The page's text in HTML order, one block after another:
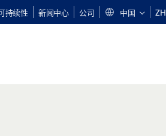
持续性 新闻中心 公司 中国 ZH